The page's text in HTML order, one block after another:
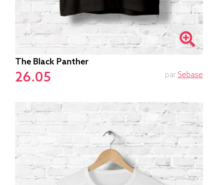
The Black Panther
26.05 par Sebase